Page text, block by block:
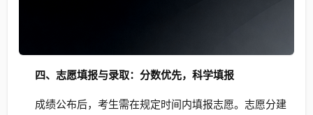
四、志愿填报与录取：分数优先，科学填报
成绩公布后，考生需在规定时间内填报志愿。志愿分建